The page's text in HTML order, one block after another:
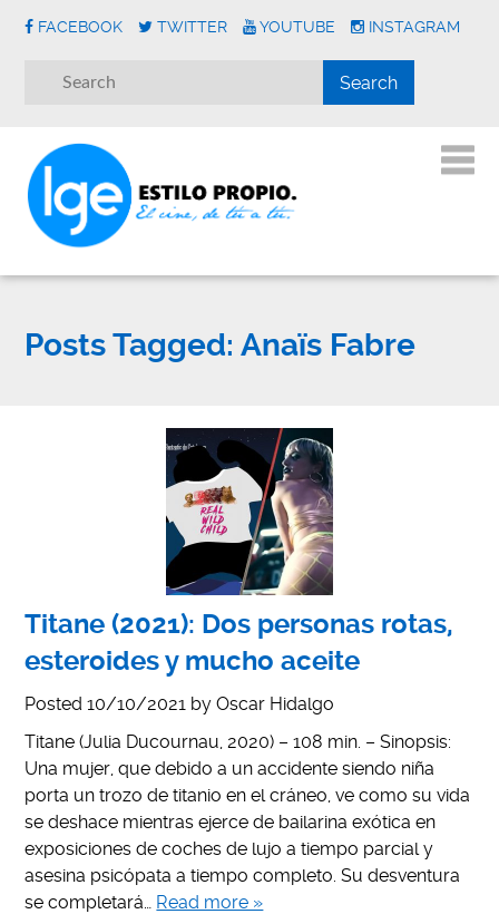
FACEBOOK TWITTER YOUTUBE INSTAGRAM
Posts Tagged: Anaïs Fabre
Titane (2021): Dos personas rotas,
esteroides y mucho aceite
Posted10/10/2021 byOscar Hidalgo
Titane (Julia Ducournau, 2020) – 108 min. – Sinopsis:
Una mujer, que debido a un accidente siendo niña
porta un trozo de titanio en el cráneo, ve como su vida
se deshace mientras ejerce de bailarina exótica en
exposiciones de coches de lujo a tiempo parcial y
asesina psicópata a tiempo completo. Su desventura
se completará… Read more »